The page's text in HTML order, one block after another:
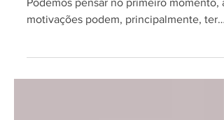
A reclamação sobre o sono é uma
Podemos pensar no primeiro momento,
relação com as...